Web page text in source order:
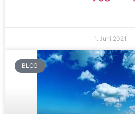
1. Juni 2021
BLOG